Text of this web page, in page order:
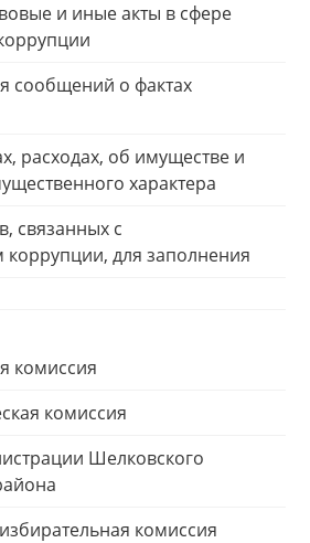
и иные акты в сфере
сообщений о фактах
расходах, об имуществе и
характера
связанных с
коррупции, для заполнения
комиссия
комиссия
Шелковского
комиссия